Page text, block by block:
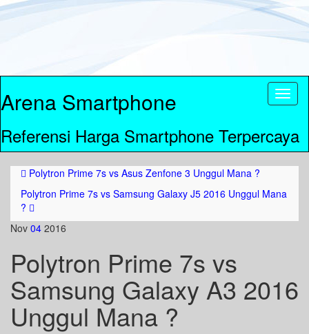
Arena Smartphone
Referensi Harga Smartphone Terpercaya
Polytron Prime 7s vs Asus Zenfone 3 Unggul Mana ?
Polytron Prime 7s vs Samsung Galaxy J5 2016 Unggul Mana
?
Nov 04 2016
Polytron Prime 7s vs
Samsung Galaxy A3 2016
Unggul Mana ?